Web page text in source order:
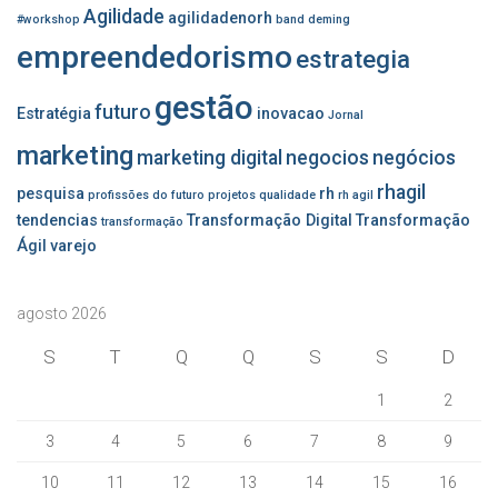
#workshop Agilidade agilidadenorh band deming
empreendedorismoestrategia
Estratégiafuturo gestão inovacao Jornal
marketing marketing digital negocios negócios
pesquisa profissões do futuro projetos qualidade rh rh agil rhagil
tendencias transformação Transformação Digital Transformação
Ágil varejo
agosto 2026
S T Q Q S S D
1 2
3 4 5 6 7 8 9
10 11 12 13 14 15 16